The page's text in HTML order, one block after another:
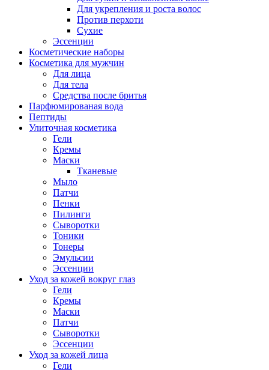
Для укрепления и роста волос
Против перхоти
Сухие
Эссенции
Косметические наборы
Косметика для мужчин
Для лица
Для тела
Средства после бритья
Парфюмированая вода
Пептиды
Улиточная косметика
Гели
Кремы
Маски
Тканевые
Мыло
Патчи
Пенки
Пилинги
Сыворотки
Тоники
Тонеры
Эмульсии
Эссенции
Уход за кожей вокруг глаз
Гели
Кремы
Маски
Патчи
Сыворотки
Эссенции
Уход за кожей лица
Гели